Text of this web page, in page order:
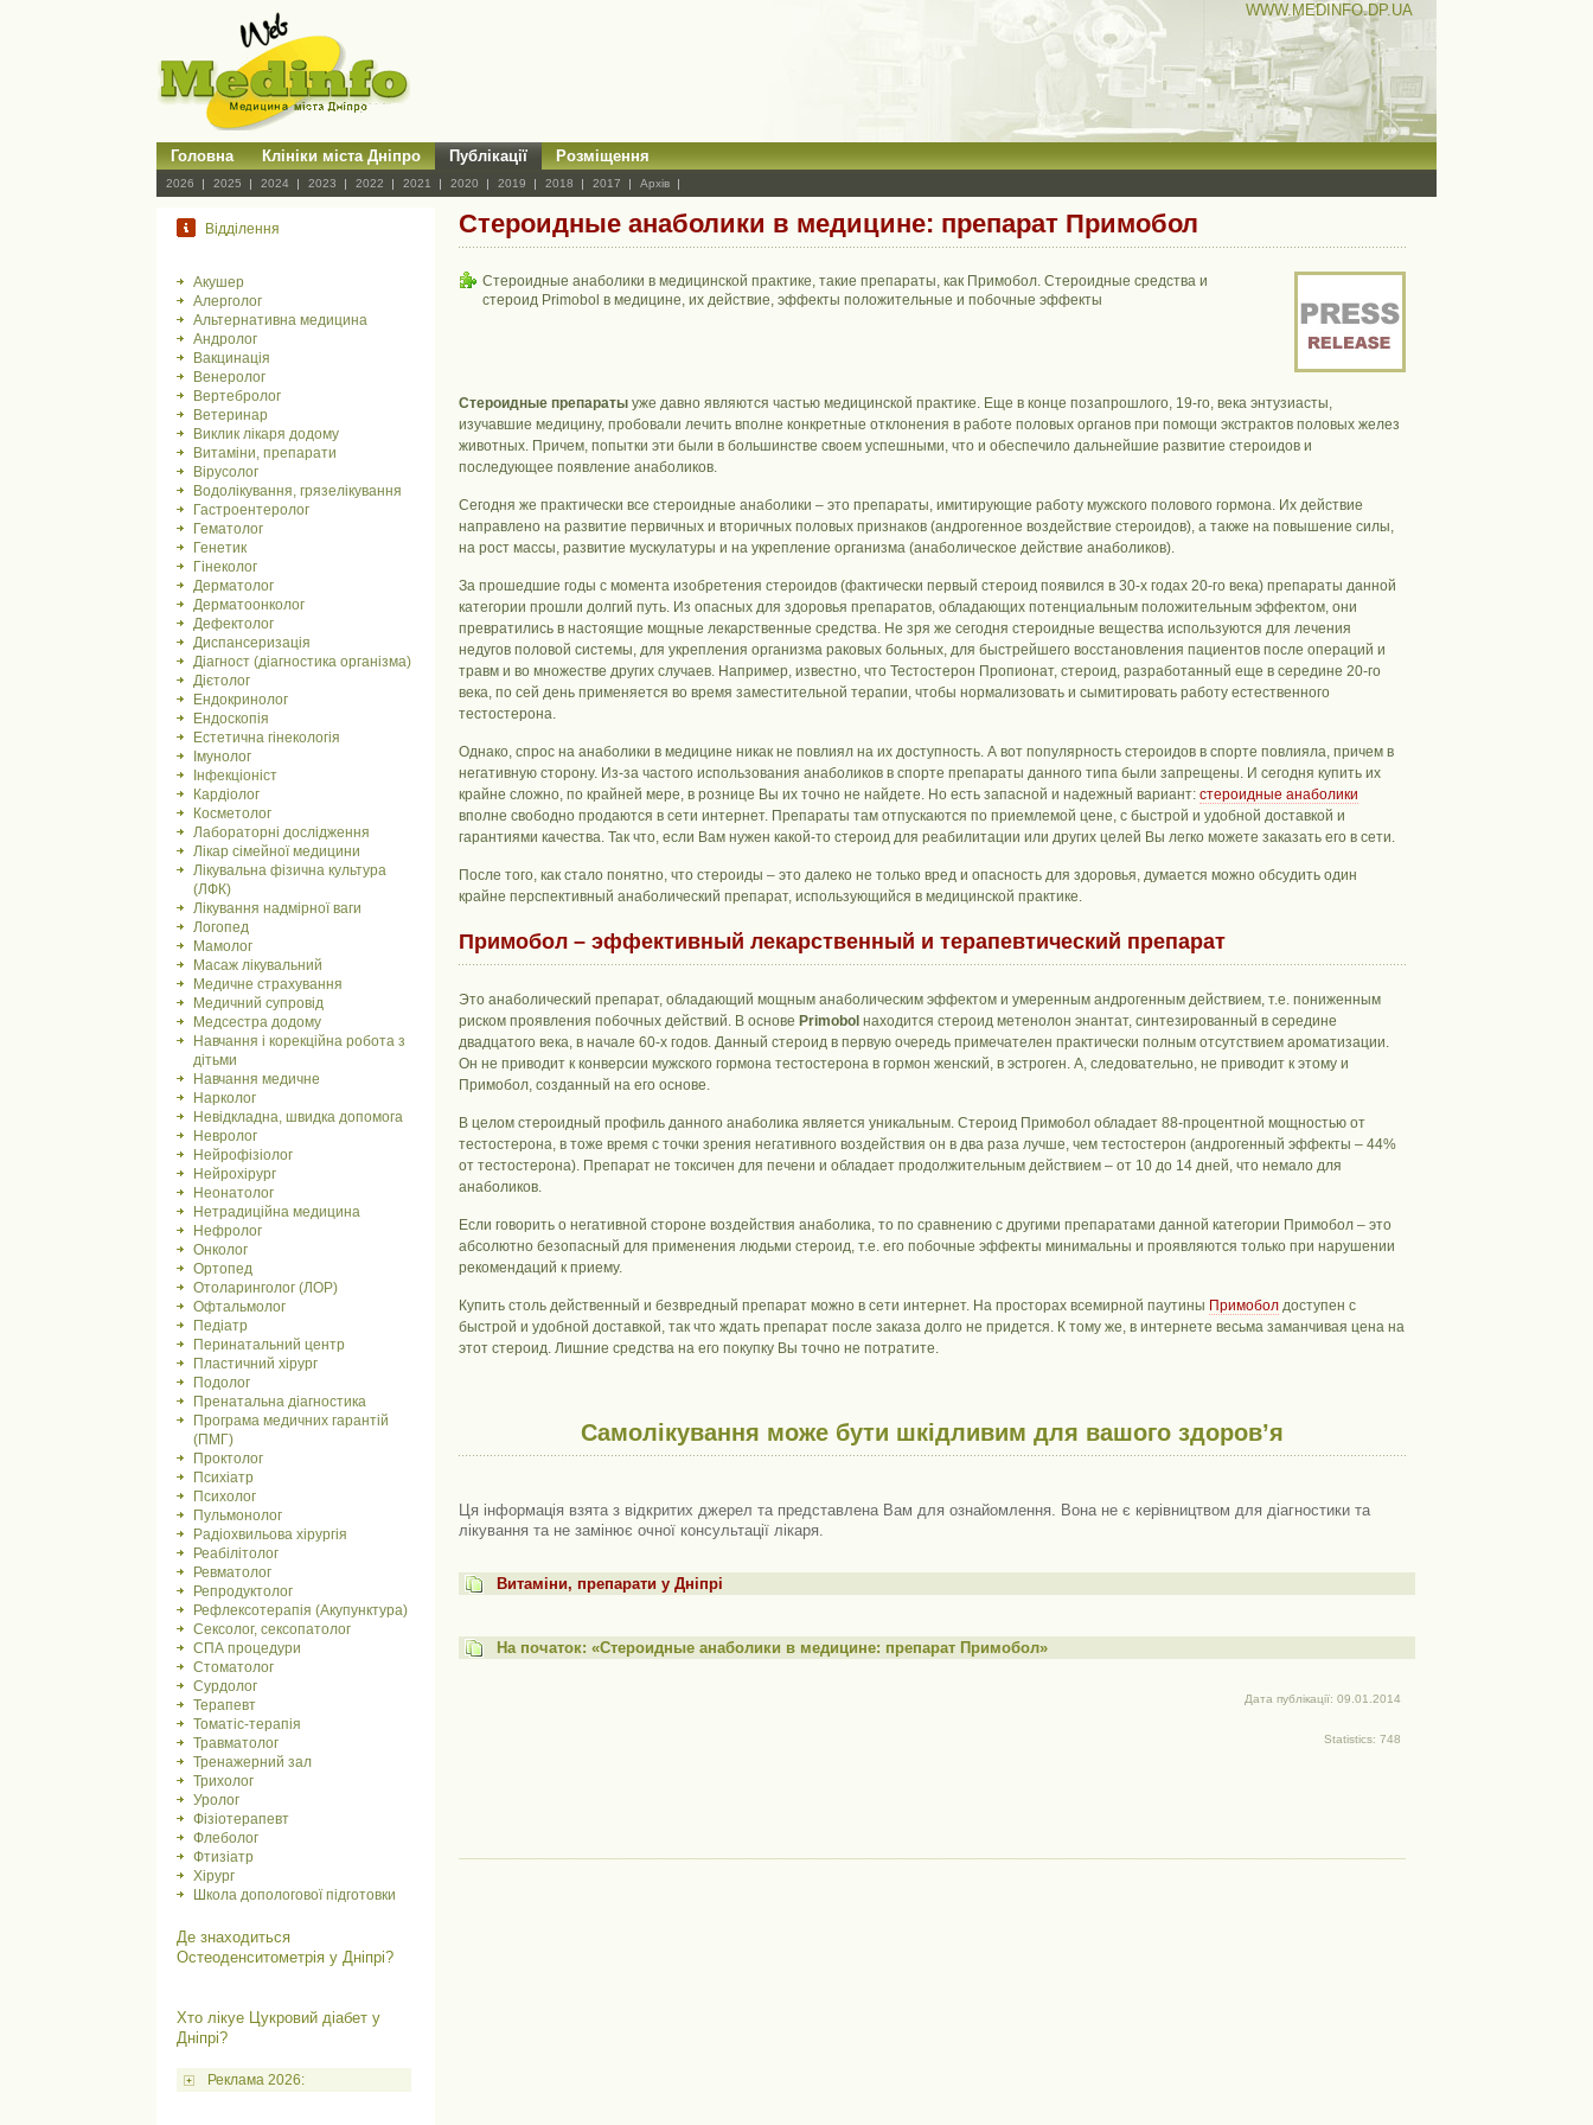
WWW.MEDINFO.DP.UA
Головна Клініки міста Дніпро Публікації Розміщення
2026 2025 2024 2023 2022 2021 2020 2019 2018 2017 Архів
Відділення
Акушер
Алерголог
Альтернативна медицина
Андролог
Вакцинація
Венеролог
Вертебролог
Ветеринар
Виклик лікаря додому
Витаміни, препарати
Вірусолог
Водолікування, грязелікування
Гастроентеролог
Гематолог
Генетик
Гінеколог
Дерматолог
Дерматоонколог
Дефектолог
Диспансеризація
Діагност (діагностика організма)
Дієтолог
Ендокринолог
Ендоскопія
Естетична гінекологія
Імунолог
Інфекціоніст
Кардіолог
Косметолог
Лабораторні дослідження
Лікар сімейної медицини
Лікувальна фізична культура
(ЛФК)
Лікування надмірної ваги
Логопед
Мамолог
Масаж лікувальний
Медичне страхування
Медичний супровід
Медсестра додому
Навчання і корекційна робота з
дітьми
Навчання медичне
Нарколог
Невідкладна, швидка допомога
Невролог
Нейрофізіолог
Нейрохірург
Неонатолог
Нетрадиційна медицина
Нефролог
Онколог
Ортопед
Отоларинголог (ЛОР)
Офтальмолог
Педіатр
Перинатальний центр
Пластичний хірург
Подолог
Пренатальна діагностика
Програма медичних гарантій
(ПМГ)
Проктолог
Психіатр
Психолог
Пульмонолог
Радіохвильова хірургія
Реабілітолог
Ревматолог
Репродуктолог
Рефлексотерапія (Акупунктура)
Сексолог, сексопатолог
СПА процедури
Стоматолог
Сурдолог
Терапевт
Томатіс-терапія
Травматолог
Тренажерний зал
Трихолог
Уролог
Фізіотерапевт
Флеболог
Фтизіатр
Хірург
Школа допологової підготовки
Де знаходиться
Остеоденситометрія у Дніпрі?
Хто лікуе Цукровий діабет у
Дніпрі?
Реклама 2026:
Стероидные анаболики в медицине: препарат Примобол
Стероидные анаболики в медицинской практике, такие препараты, как Примобол. Стероидные средства и
стероид Primobol в медицине, их действие, эффекты положительные и побочные эффекты
Стероидные препараты уже давно являются частью медицинской практике. Еще в конце позапрошлого, 19-го, века энтузиасты,
изучавшие медицину, пробовали лечить вполне конкретные отклонения в работе половых органов при помощи экстрактов половых желез
животных. Причем, попытки эти были в большинстве своем успешными, что и обеспечило дальнейшие развитие стероидов и
последующее появление анаболиков.
Сегодня же практически все стероидные анаболики – это препараты, имитирующие работу мужского полового гормона. Их действие
направлено на развитие первичных и вторичных половых признаков (андрогенное воздействие стероидов), а также на повышение силы,
на рост массы, развитие мускулатуры и на укрепление организма (анаболическое действие анаболиков).
За прошедшие годы с момента изобретения стероидов (фактически первый стероид появился в 30-х годах 20-го века) препараты данной
категории прошли долгий путь. Из опасных для здоровья препаратов, обладающих потенциальным положительным эффектом, они
превратились в настоящие мощные лекарственные средства. Не зря же сегодня стероидные вещества используются для лечения
недугов половой системы, для укрепления организма раковых больных, для быстрейшего восстановления пациентов после операций и
травм и во множестве других случаев. Например, известно, что Тестостерон Пропионат, стероид, разработанный еще в середине 20-го
века, по сей день применяется во время заместительной терапии, чтобы нормализовать и сымитировать работу естественного
тестостерона.
Однако, спрос на анаболики в медицине никак не повлиял на их доступность. А вот популярность стероидов в спорте повлияла, причем в
негативную сторону. Из-за частого использования анаболиков в спорте препараты данного типа были запрещены. И сегодня купить их
крайне сложно, по крайней мере, в рознице Вы их точно не найдете. Но есть запасной и надежный вариант: стероидные анаболики
вполне свободно продаются в сети интернет. Препараты там отпускаются по приемлемой цене, с быстрой и удобной доставкой и
гарантиями качества. Так что, если Вам нужен какой-то стероид для реабилитации или других целей Вы легко можете заказать его в сети.
После того, как стало понятно, что стероиды – это далеко не только вред и опасность для здоровья, думается можно обсудить один
крайне перспективный анаболический препарат, использующийся в медицинской практике.
Примобол – эффективный лекарственный и терапевтический препарат
Это анаболический препарат, обладающий мощным анаболическим эффектом и умеренным андрогенным действием, т.е. пониженным
риском проявления побочных действий. В основе Primobol находится стероид метенолон энантат, синтезированный в середине
двадцатого века, в начале 60-х годов. Данный стероид в первую очередь примечателен практически полным отсутствием ароматизации.
Он не приводит к конверсии мужского гормона тестостерона в гормон женский, в эстроген. А, следовательно, не приводит к этому и
Примобол, созданный на его основе.
В целом стероидный профиль данного анаболика является уникальным. Стероид Примобол обладает 88-процентной мощностью от
тестостерона, в тоже время с точки зрения негативного воздействия он в два раза лучше, чем тестостерон (андрогенный эффекты – 44%
от тестостерона). Препарат не токсичен для печени и обладает продолжительным действием – от 10 до 14 дней, что немало для
анаболиков.
Если говорить о негативной стороне воздействия анаболика, то по сравнению с другими препаратами данной категории Примобол – это
абсолютно безопасный для применения людьми стероид, т.е. его побочные эффекты минимальны и проявляются только при нарушении
рекомендаций к приему.
Купить столь действенный и безвредный препарат можно в сети интернет. На просторах всемирной паутины Примобол доступен с
быстрой и удобной доставкой, так что ждать препарат после заказа долго не придется. К тому же, в интернете весьма заманчивая цена на
этот стероид. Лишние средства на его покупку Вы точно не потратите.
Самолікування може бути шкідливим для вашого здоров’я
Ця інформація взята з відкритих джерел та представлена ​​Вам для ознайомлення. Вона не є керівництвом для діагностики та
лікування та не замінює очної консультації лікаря.
Витаміни, препарати у Дніпрі
На початок: «Стероидные анаболики в медицине: препарат Примобол»
Дата публікації: 09.01.2014
Statistics: 748